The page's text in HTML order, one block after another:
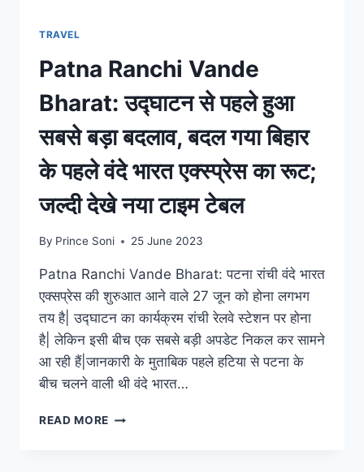
TRAVEL
Patna Ranchi Vande
Bharat: उद्घाटन से पहले हुआ
सबसे बड़ा बदलाव, बदल गया बिहार
के पहले वंदे भारत एक्स्प्रेस का रूट;
जल्दी देखे नया टाइम टेबल
By Prince Soni 25 June 2023
Patna Ranchi Vande Bharat: पटना रांची वंदे भारत
एक्सप्रेस की शुरुआत आने वाले 27 जून को होना लगभग
तय है| उद्घाटन का कार्यक्रम रांची रेलवे स्टेशन पर होना
है| लेकिन इसी बीच एक सबसे बड़ी अपडेट निकल कर सामने
आ रही हैं|जानकारी के मुताबिक पहले हटिया से पटना के
बीच चलने वाली थी वंदे भारत…
READ MORE PATNA